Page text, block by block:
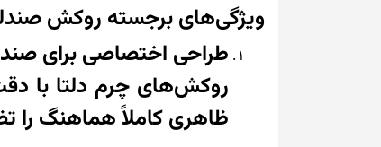
ویژگی‌های برجسته روکش
طراحی اختصاصی برای
روکش‌های چرم دلتا با
ظاهری کاملاً هماهنگ را